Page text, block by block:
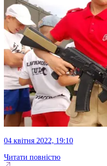
04 квітня 2022, 19:10
Читати повністю